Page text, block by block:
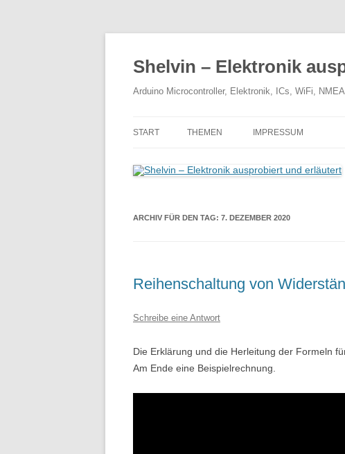
Shelvin – Elektronik
Arduino Microcontroller, Elektronik, ICs, WiFi,
START THEMEN IMPRESSUM
ARCHIV FÜR DEN TAG: 7. DEZEMBER 2020
Reihenschaltung von
Schreibe eine Antwort
Die Erklärung und die Herleitung der Formeln
Am Ende eine Beispielrechnung.